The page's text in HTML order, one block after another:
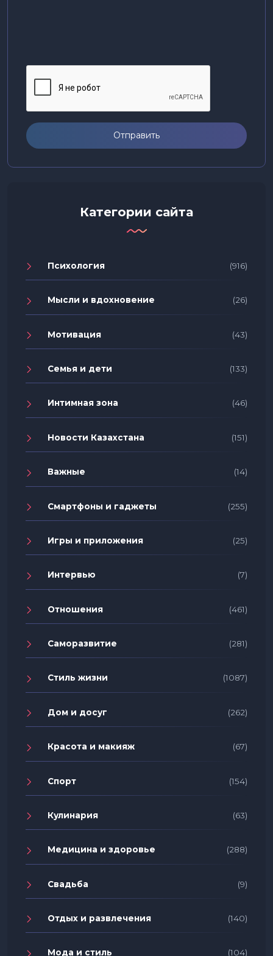
Отправить
Категории сайта
Психология (916)
Мысли и вдохновение (26)
Мотивация (43)
Семья и дети (133)
Интимная зона (46)
Новости Казахстана (151)
Важные (14)
Смартфоны и гаджеты (255)
Игры и приложения (25)
Интервью (7)
Отношения (461)
Саморазвитие (281)
Стиль жизни (1087)
Дом и досуг (262)
Красота и макияж (67)
Спорт (154)
Кулинария (63)
Медицина и здоровье (288)
Свадьба (9)
Отдых и развлечения (140)
Мода и стиль (104)